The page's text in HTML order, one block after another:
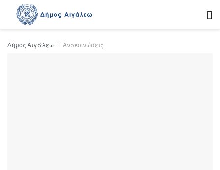
Δήμος Αιγάλεω Ανακοινώσεις